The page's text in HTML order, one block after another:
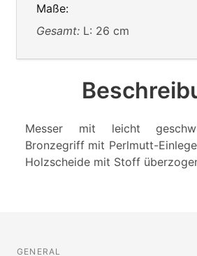
Maße:
Gesamt: L: 26 cm
Messer mit leicht
Bronzegriff mit Perlmutt-
Holzscheide mit Stoff
GENERAL